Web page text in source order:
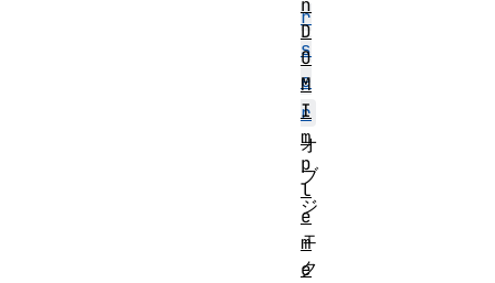
r
s
e
r
オ
ブ
ジ
ェ
ク
n
D
O
M
I
m
p
l
e
m
e